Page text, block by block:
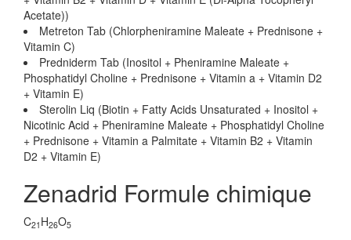
Acetate))
Metreton Tab (Chlorpheniramine Maleate + Prednisone +
Vitamin C)
Predniderm Tab (Inositol + Pheniramine Maleate +
Phosphatidyl Choline + Prednisone + Vitamin a + Vitamin D2
+ Vitamin E)
Sterolin Liq (Biotin + Fatty Acids Unsaturated + Inositol +
Nicotinic Acid + Pheniramine Maleate + Phosphatidyl Choline
+ Prednisone + Vitamin a Palmitate + Vitamin B2 + Vitamin
D2 + Vitamin E)
Zenadrid Formule chimique
C21 H26O5